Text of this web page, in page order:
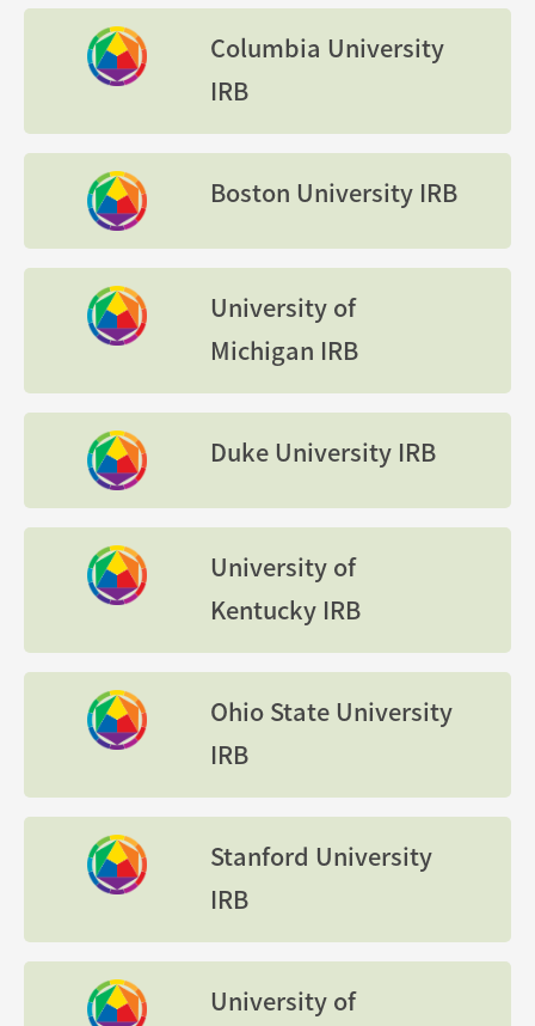
Columbia University
IRB
Boston University IRB
University of
Michigan IRB
Duke University IRB
University of
Kentucky IRB
Ohio State University
IRB
Stanford University
IRB
University of